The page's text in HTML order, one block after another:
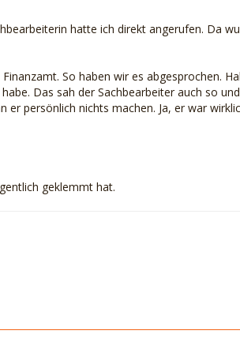
hatte ich direkt angerufen. Da
So haben wir es abgesprochen.
Das sah der Sachbearbeiter auch so
persönlich nichts machen. Ja, er war
geklemmt hat.